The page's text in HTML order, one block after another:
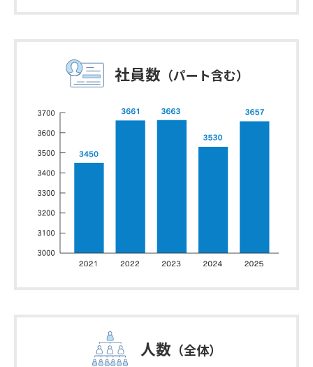
社員数 （パート含む）
人数 （全体）